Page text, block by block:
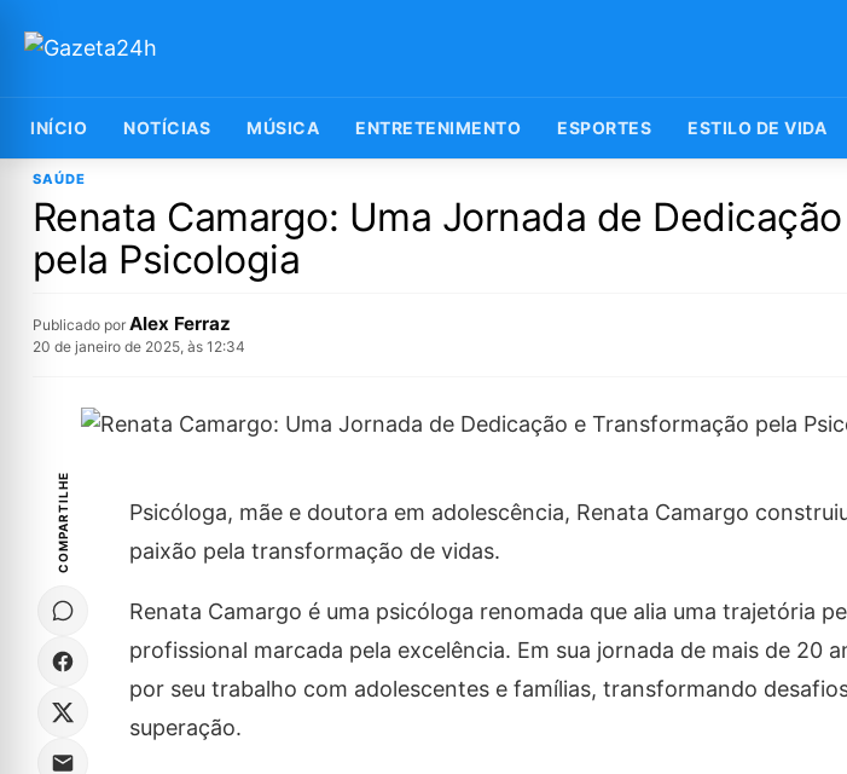
INÍCIO NOTÍCIAS MÚSICA ENTRETENIMENTO ESPORTES ESTILO DE VIDA
SAÚDE
Renata Camargo: Uma Jornada de
pela Psicologia
Publicado por Alex Ferraz
20 de janeiro de 2025, às 12:34
COMPARTILHE
Psicóloga, mãe e doutora em adolescência, Renata Camargo
paixão pela transformação de vidas.
Renata Camargo é uma psicóloga renomada que alia uma trajetória
profissional marcada pela excelência. Em sua jornada de mais de 20
por seu trabalho com adolescentes e famílias, transformando
superação.